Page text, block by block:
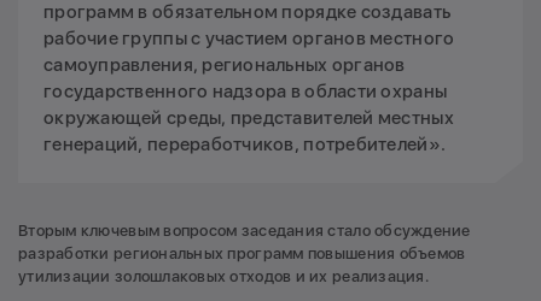
программ в обязательном порядке создавать
рабочие группы с участием органов местного
самоуправления, региональных органов
государственного надзора в области охраны
окружающей среды, представителей местных
генераций, переработчиков, потребителей».
Вторым ключевым вопросом заседания стало обсуждение
разработки региональных программ повышения объемов
утилизации золошлаковых отходов и их реализация.